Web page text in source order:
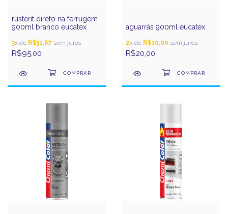
rusterit direto na ferrugem
900ml branco eucatex
3x de R$31,67 sem juros
R$95,00
aguarrás 900ml eucatex
2x de R$10,00 sem juros
R$20,00